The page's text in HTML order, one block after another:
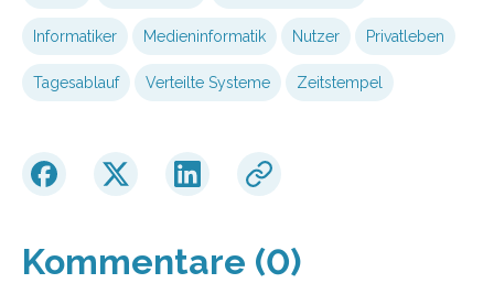
Informatiker Medieninformatik Nutzer Privatleben
Tagesablauf Verteilte Systeme Zeitstempel
Kommentare (0)